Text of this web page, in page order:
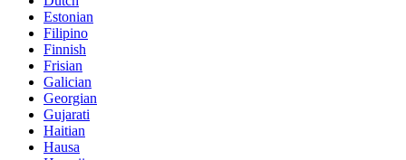
Estonian
Filipino
Finnish
Frisian
Galician
Georgian
Gujarati
Haitian
Hausa